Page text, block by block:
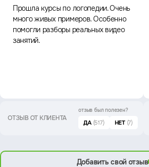
Прошла курсы по логопедии. Очень
много живых примеров. Особенно
помогли разборы реальных видео
занятий.
ОТЗЫВ ОТ КЛИЕНТА
отзыв был полезен?
ДА (517) НЕТ (7)
Добавить свой отзыв